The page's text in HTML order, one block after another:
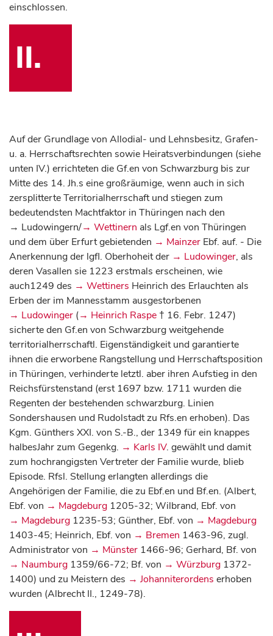
einschlossen.
II.
Auf der Grundlage von Allodial- und Lehnsbesitz, Grafen-
u. a. Herrschaftsrechten sowie Heiratsverbindungen (siehe
unten IV.) errichteten die Gf.en von Schwarzburg bis zur
Mitte des 14. Jh.s eine großräumige, wenn auch in sich
zersplitterte Territorialherrschaft und stiegen zum
bedeutendsten Machtfaktor in Thüringen nach den
→ Ludowingern/→ Wettinern als Lgf.en von Thüringen
und dem über Erfurt gebietenden → Mainzer Ebf. auf. - Die
Anerkennung der lgfl. Oberhoheit der → Ludowinger, als
deren Vasallen sie 1223 erstmals erscheinen, wie
auch1249 des → Wettiners Heinrich des Erlauchten als
Erben der im Mannesstamm ausgestorbenen
→ Ludowinger (→ Heinrich Raspe † 16. Febr. 1247)
sicherte den Gf.en von Schwarzburg weitgehende
territorialherrschaftl. Eigenständigkeit und garantierte
ihnen die erworbene Rangstellung und Herrschaftsposition
in Thüringen, verhinderte letztl. aber ihren Aufstieg in den
Reichsfürstenstand (erst 1697 bzw. 1711 wurden die
Regenten der bestehenden schwarzburg. Linien
Sondershausen und Rudolstadt zu Rfs.en erhoben). Das
Kgm. Günthers XXI. von S.-B., der 1349 für ein knappes
halbesJahr zum Gegenkg. → Karls IV. gewählt und damit
zum hochrangigsten Vertreter der Familie wurde, blieb
Episode. Rfsl. Stellung erlangten allerdings die
Angehörigen der Familie, die zu Ebf.en und Bf.en. (Albert,
Ebf. von → Magdeburg 1205-32; Wilbrand, Ebf. von
→ Magdeburg 1235-53; Günther, Ebf. von → Magdeburg
1403-45; Heinrich, Ebf. von → Bremen 1463-96, zugl.
Administrator von → Münster 1466-96; Gerhard, Bf. von
→ Naumburg 1359/66-72; Bf. von → Würzburg 1372-
1400) und zu Meistern des → Johanniterordens erhoben
wurden (Albrecht II., 1249-78).